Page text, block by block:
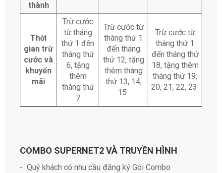
thành
Thời
gian trừ
cước và
khuyến
mãi
Trừ cước
từ tháng
thứ 1 đến
tháng thứ
6, tặng
thêm
tháng thứ
7
Trừ cước từ
tháng thứ 1
đến tháng
thứ 12, tặng
thêm tháng
thứ 13, 14,
15
Trừ cước từ
tháng thứ 1
đến tháng thứ
18, tặng thêm
tháng thứ 19,
20, 21, 22, 23
COMBO SUPERNET2 VÀ TRUYỀN HÌNH
- Quý khách có nhu cầu đăng ký Gói Combo